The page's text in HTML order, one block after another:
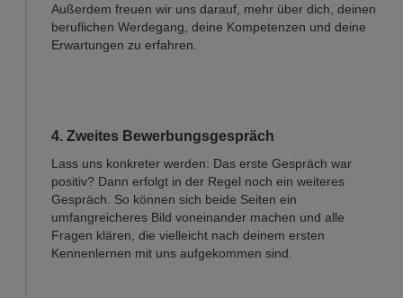
Außerdem freuen wir uns darauf, mehr über dich, deinen
beruflichen Werdegang, deine Kompetenzen und deine
Erwartungen zu erfahren.
4. Zweites Bewerbungsgespräch​
Lass uns konkreter werden: Das erste Gespräch war
positiv? Dann erfolgt in der Regel noch ein weiteres
Gespräch. So können sich beide Seiten ein
umfangreicheres Bild voneinander machen und alle
Fragen klären, die vielleicht nach deinem ersten
Kennenlernen mit uns aufgekommen sind.